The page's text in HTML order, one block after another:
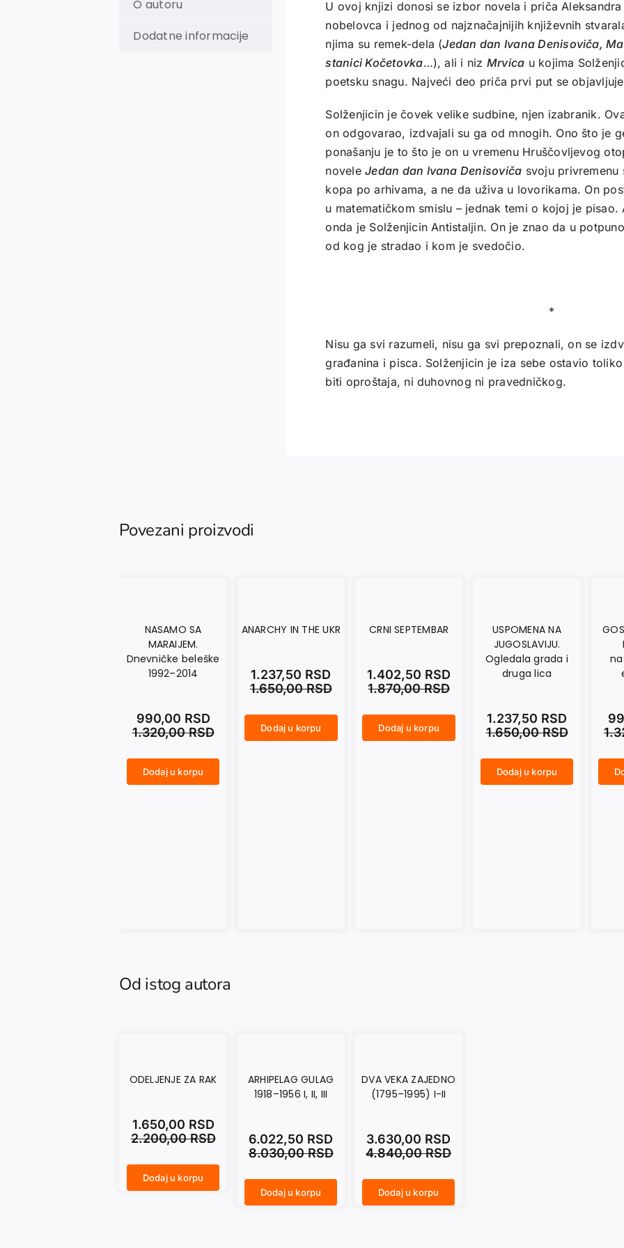
O autoru
Dodatne informacije
U ovoj knjizi donosi se izbor novela i priča
nobelovca i jednog od najznačajnijih književnih
njima su remek-dela (Jedan dan Ivana Denisoviča,
stanici Kočetovka…), ali i niz Mrvica u kojima
poetsku snagu. Najveći deo priča prvi put se
Solženjicin je čovek velike sudbine, njen izabranik.
on odgovarao, izdvajali su ga od mnogih. Ono što je
ponašanju je to što je on u vremenu Hruščovljevog
noveleJedan dan Ivana Denisoviča svoju
kopa po arhivama, a ne da uživa u lovorikama. On
u matematičkom smislu – jednak temi o kojoj je pisao.
onda je Solženjicin Antistaljin. On je znao da u
od kog je stradao i kom je svedočio.
*
Nisu ga svi razumeli, nisu ga svi prepoznali, on se
građanina i pisca. Solženjicin je iza sebe ostavio
biti oproštaja, ni duhovnog ni pravedničkog.
Povezani proizvodi
NASAMO SA
MARAIJEM.
Dnevničke beleške
1992–2014
1.320,00RSD
990,00 RSD
Dodaj u korpu
ANARCHY IN THE UKR
1.650,00RSD
1.237,50 RSD
Dodaj u korpu
CRNI SEPTEMBAR
1.870,00RSD
1.402,50 RSD
Dodaj u korpu
USPOMENA NA
JUGOSLAVIJU.
Ogledala grada i
druga lica
1.650,00RSD
1.237,50 RSD
Dodaj u korpu
Od istog autora
ODELJENJE ZA RAK
2.200,00RSD
1.650,00 RSD
Dodaj u korpu
ARHIPELAG GULAG
1918–1956 I, II, III
8.030,00RSD
6.022,50 RSD
Dodaj u korpu
DVA VEKA ZAJEDNO
(1795–1995) I-II
4.840,00RSD
3.630,00 RSD
Dodaj u korpu